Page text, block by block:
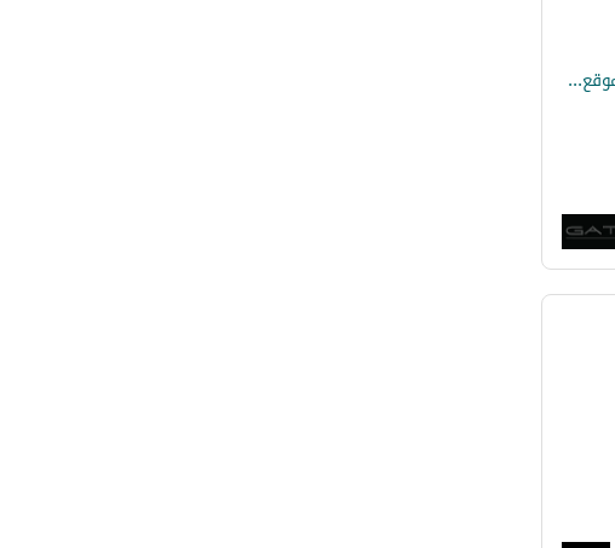
للبيع | فيلا مستقلة في دريم لاند – أكتوبر فيو مفتوح وموقع مميز - جاهزة للاستلام الفوري - مساحه مباني كبيره